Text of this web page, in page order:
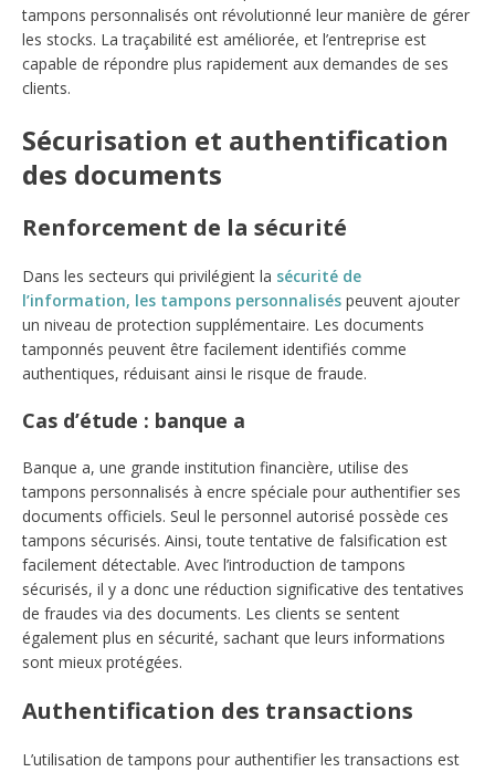
tampons personnalisés ont révolutionné leur manière de gérer
les stocks. La traçabilité est améliorée, et l’entreprise est
capable de répondre plus rapidement aux demandes de ses
clients.
Sécurisation et authentification
des documents
Renforcement de la sécurité
Dans les secteurs qui privilégient la sécurité de
l’information, les tampons personnalisés peuvent ajouter
un niveau de protection supplémentaire. Les documents
tamponnés peuvent être facilement identifiés comme
authentiques, réduisant ainsi le risque de fraude.
Cas d’étude : banque a
Banque a, une grande institution financière, utilise des
tampons personnalisés à encre spéciale pour authentifier ses
documents officiels. Seul le personnel autorisé possède ces
tampons sécurisés. Ainsi, toute tentative de falsification est
facilement détectable. Avec l’introduction de tampons
sécurisés, il y a donc une réduction significative des tentatives
de fraudes via des documents. Les clients se sentent
également plus en sécurité, sachant que leurs informations
sont mieux protégées.
Authentification des transactions
L’utilisation de tampons pour authentifier les transactions est